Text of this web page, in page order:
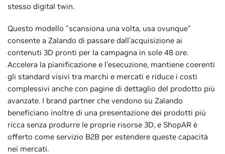
stesso digital twin.
Questo modello "scansiona una volta, usa ovunque"
consente a Zalando di passare dall'acquisizione ai
contenuti 3D pronti per la campagna in sole 48 ore.
Accelera la pianificazione e l'esecuzione, mantiene coerenti
gli standard visivi tra marchi e mercati e riduce i costi
complessivi anche con pagine di dettaglio del prodotto più
avanzate. I brand partner che vendono su Zalando
beneficiano inoltre di una presentazione dei prodotti più
ricca senza produrre le proprie risorse 3D, e ShopAR è
offerto come servizio B2B per estendere queste capacità
nei mercati.